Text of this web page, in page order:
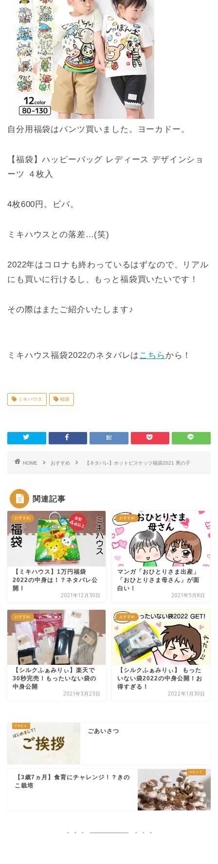
自分用福袋はパンツ買いました。ヨーカドー。
【福袋】ハッピーバッグ レディース デザインショ
ーツ ４枚入
4枚600円。ビバ。
ミキハウスとの落差…(笑)
2022年はコロナも終わっているはずなので、リアル
にも買いに行けるし、もっと福袋買いたいです！
その際はまたご紹介いたします♪
ミキハウス福袋2022のネタバレは こちら から！
ミキハウス 福袋
HOME おすすめ 【ネタバレ】ホットビスケッツ福袋2021 男の子
関連記事
おすすめ
【ミキハウス】1万円福袋
2022の中身は！？ネタバレ公
開！
2021年12月30日
おすすめ
マンガ「おひとりさま出産」
「おひとりさま母さん」が面
白い！
2021年5月8日
おすすめ
【シルクふぁみりぃ】楽天で
30秒完売！もったいない袋の
中身公開
2021年3月23日
おすすめ
【シルクふぁみりぃ】 もった
いない袋2022の中身公開！お
得すぎる！
2022年1月30日
ごあいさつ
【3歳7ヵ月】食育にチャレンジ！？きの
こ栽培